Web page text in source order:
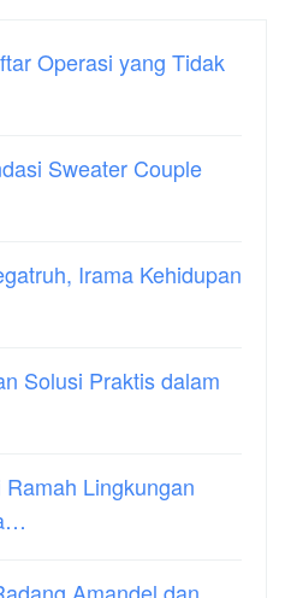
Operasi yang Tidak
Sweater Couple
Irama Kehidupan
Solusi Praktis dalam
Ramah Lingkungan
Amandel dan